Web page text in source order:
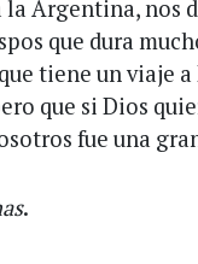
Argentina, nos
que dura
tiene un viaje
que si Dios
fue una
.